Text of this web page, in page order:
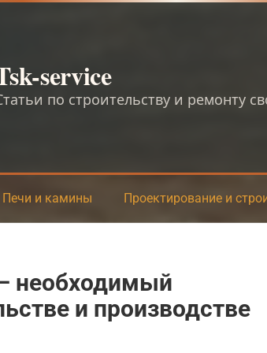
service
по строительству и ремонту
Печи и камины Проектирование и
необходимый
и производстве